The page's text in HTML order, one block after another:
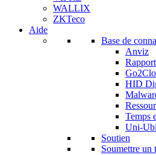
WALLIX
ZKTeco
Aide
Base de
Anviz
HID
Temps
Uni-Ubi
Soutien
Soumettre un